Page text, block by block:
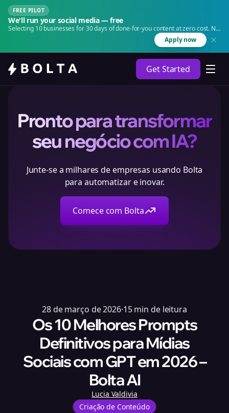
FREE PILOT
We'll run your social media — free
Selecting 10 businesses for 30 days of done-for-you content at zero cost. No
Apply now
Get Started
Pronto para transformar
seu negócio com IA?
Junte-se a milhares de empresas usando Bolta
para automatizar e inovar.
Comece com Bolta
28 de março de 2026·15 min de leitura
Os 10 Melhores Prompts
Definitivos para Mídias
Sociais com GPT em 2026 –
Bolta AI
Lucia Valdivia
Criação de Conteúdo